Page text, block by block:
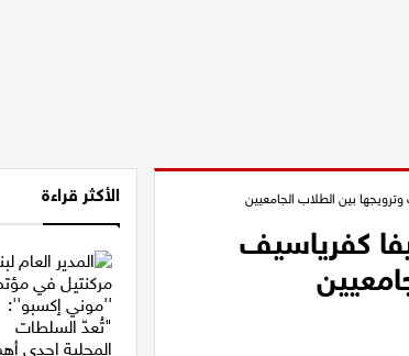
وعكا وحيفا كفرياسيف
الأكثر قراءة